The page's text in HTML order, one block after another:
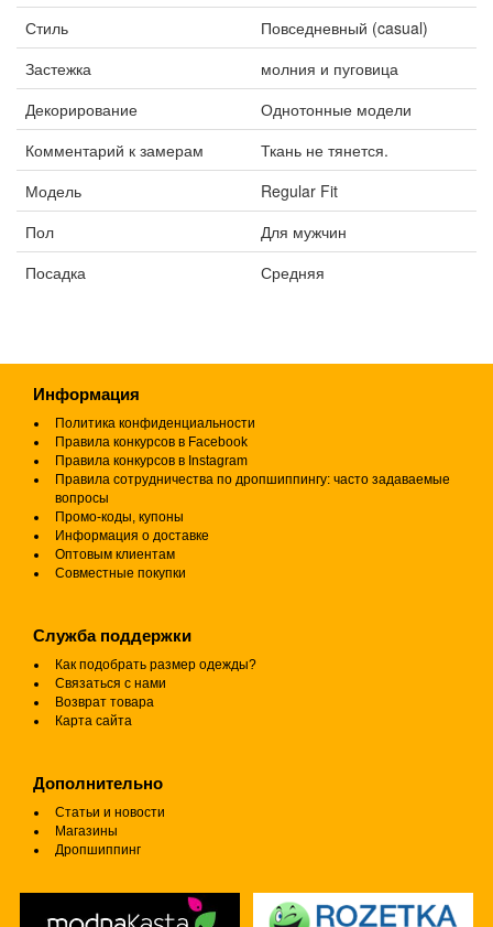
Стиль
Повседневный (casual)
Застежка
молния и пуговица
Декорирование
Однотонные модели
Комментарий к замерам
Ткань не тянется.
Модель
Regular Fit
Пол
Для мужчин
Посадка
Средняя
Информация
Политика конфиденциальности
Правила конкурсов в Facebook
Правила конкурсов в Instagram
Правила сотрудничества по дропшиппингу: часто задаваемые
вопросы
Промо-коды, купоны
Информация о доставке
Оптовым клиентам
Совместные покупки
Служба поддержки
Как подобрать размер одежды?
Связаться с нами
Возврат товара
Карта сайта
Дополнительно
Статьи и новости
Магазины
Дропшиппинг